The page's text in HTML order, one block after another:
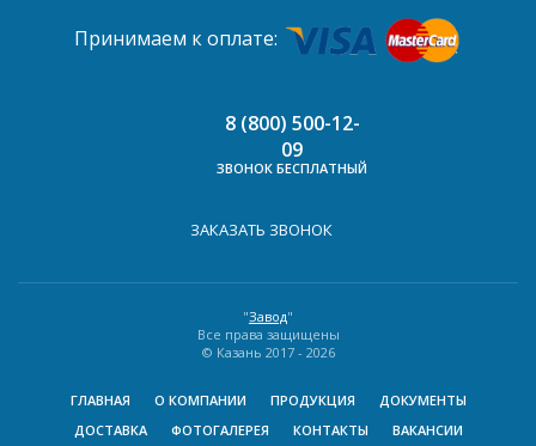
Принимаем к оплате:
8 (800) 500-12-
09
ЗВОНОК БЕСПЛАТНЫЙ
ЗАКАЗАТЬ ЗВОНОК
"Завод"
Все права защищены
© Казань 2017 - 2026
ГЛАВНАЯ О КОМПАНИИ ПРОДУКЦИЯ
ДОКУМЕНТЫ
ДОСТАВКА
ФОТОГАЛЕРЕЯ КОНТАКТЫ ВАКАНСИИ